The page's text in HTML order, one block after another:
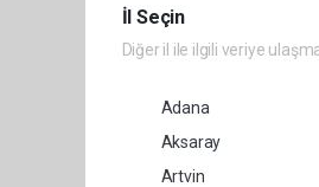
İl Seçin
Diğer il ile ilgili veriye
Adana
Aksaray
Artvin